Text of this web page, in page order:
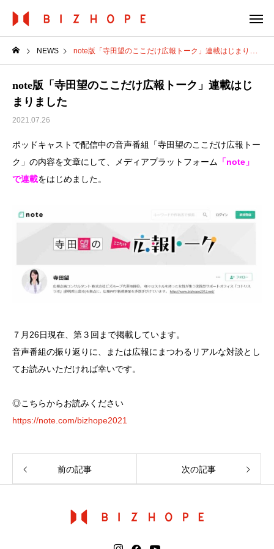
NEWS note版「寺田望のここだけ広報トーク」連載はじまりました
note版「寺田望のここだけ広報トーク」連載はじ
まりました
2021.07.26
ポッドキャストで配信中の音声番組「寺田望のここだけ広報トー
ク」の内容を文章にして、メディアプラットフォーム 「note」
で連載をはじめました。
７月26日現在、第３回まで掲載しています。
音声番組の振り返りに、または広報にまつわるリアルな対談とし
てお読みいただければ幸いです。
◎こちらからお読みください
https://note.com/bizhope2021
前の記事 次の記事